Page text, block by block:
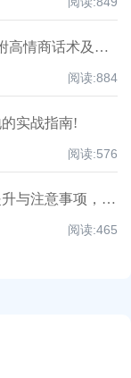
客户说价格太贵了，8种方法轻松应对，附高情商话术及案例！
阅读:884
实战指南!
阅读:576
进出口清关全解析：流程、步骤、效率提升与注意事项，超全知识点汇总！
阅读:465